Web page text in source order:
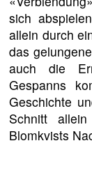
sich
allein durch
das
auch die
Gespanns
Geschichte
Schnitt
Blomkvists